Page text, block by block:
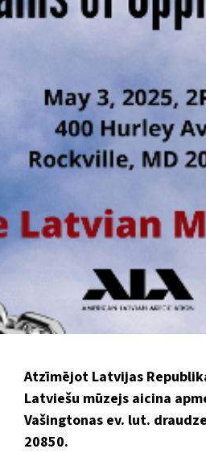
Atzīmējot Latvijas
Latviešu mūzejs aicina
Vašingtonas ev. lut.
20850.